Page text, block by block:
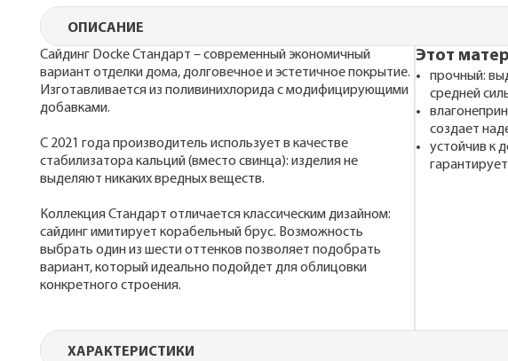
ОПИСАНИЕ
Сайдинг Docke Стандарт – современный экономичный
вариант отделки дома, долговечное и эстетичное покрытие.
Изготавливается из поливинихлорида с модифицирующими
добавками.
С 2021 года производитель использует в качестве
стабилизатора кальций (вместо свинца): изделия не
выделяют никаких вредных веществ.
Коллекция Стандарт отличается классическим дизайном:
сайдинг имитирует корабельный брус. Возможность
выбрать один из шести оттенков позволяет подобрать
вариант, который идеально подойдет для облицовки
конкретного строения.
Этот
прочный:
средней
создает
устойчив к
ХАРАКТЕРИСТИКИ